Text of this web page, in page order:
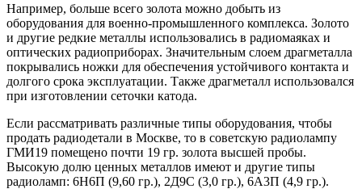
Например, больше всего золота можно добыть из
оборудования для военно-промышленного комплекса. Золото
и другие редкие металлы использовались в радиомаяках и
оптических радиоприборах. Значительным слоем драгметалла
покрывались ножки для обеспечения устойчивого контакта и
долгого срока эксплуатации. Также драгметалл использовался
при изготовлении сеточки катода.
Если рассматривать различные типы оборудования, чтобы
продать радиодетали в Москве, то в советскую радиолампу
ГМИ19 помещено почти 19 гр. золота высшей пробы.
Высокую долю ценных металлов имеют и другие типы
радиоламп: 6Н6П (9,60 гр.), 2Д9С (3,0 гр.), 6А3П (4,9 гр.).